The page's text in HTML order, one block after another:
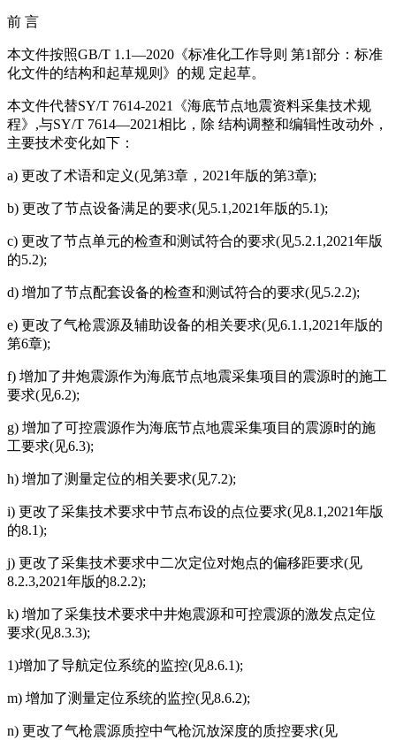
前 言
本文件按照GB/T 1.1—2020《标准化工作导则 第1部分：标准
化文件的结构和起草规则》的规 定起草。
本文件代替SY/T 7614-2021《海底节点地震资料采集技术规
程》,与SY/T 7614—2021相比，除 结构调整和编辑性改动外，
主要技术变化如下：
a) 更改了术语和定义(见第3章，2021年版的第3章);
b) 更改了节点设备满足的要求(见5.1,2021年版的5.1);
c) 更改了节点单元的检查和测试符合的要求(见5.2.1,2021年版
的5.2);
d) 增加了节点配套设备的检查和测试符合的要求(见5.2.2);
e) 更改了气枪震源及辅助设备的相关要求(见6.1.1,2021年版的
第6章);
f) 增加了井炮震源作为海底节点地震采集项目的震源时的施工
要求(见6.2);
g) 增加了可控震源作为海底节点地震采集项目的震源时的施
工要求(见6.3);
h) 增加了测量定位的相关要求(见7.2);
i) 更改了采集技术要求中节点布设的点位要求(见8.1,2021年版
的8.1);
j) 更改了采集技术要求中二次定位对炮点的偏移距要求(见
8.2.3,2021年版的8.2.2);
k) 增加了采集技术要求中井炮震源和可控震源的激发点定位
要求(见8.3.3);
1)增加了导航定位系统的监控(见8.6.1);
m) 增加了测量定位系统的监控(见8.6.2);
n) 更改了气枪震源质控中气枪沉放深度的质控要求(见